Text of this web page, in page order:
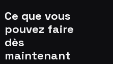
Ce que vous
pouvez faire
dès
maintenant